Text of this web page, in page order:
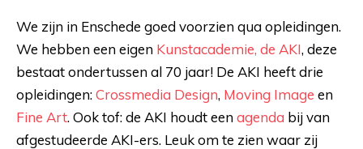
We zijn in Enschede goed voorzien qua opleidingen.
We hebben een eigen Kunstacademie, de AKI, deze
bestaat ondertussen al 70 jaar! De AKI heeft drie
opleidingen:Crossmedia Design, Moving Image en
Fine Art. Ook tof: de AKI houdt eenagenda bij van
afgestudeerde AKI-ers. Leuk om te zien waar zij